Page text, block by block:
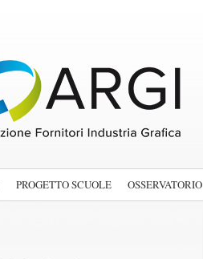
PROGETTO SCUOLE OSSERVATORIO